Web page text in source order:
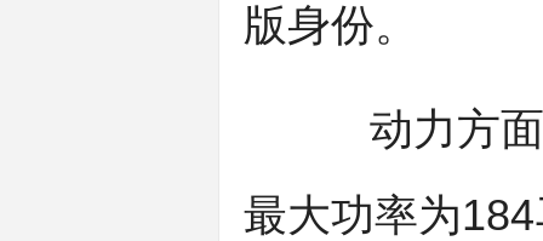
版身份。
动力方面
最大功率为